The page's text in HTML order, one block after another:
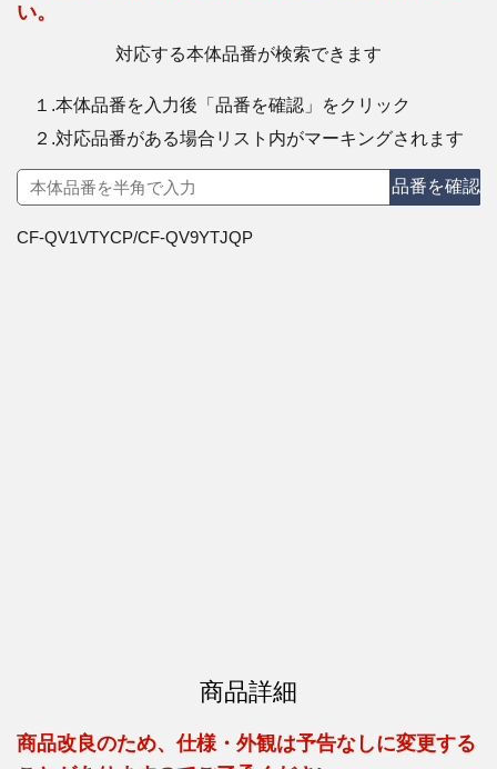
い。
対応する本体品番が検索できます
１.本体品番を入力後「品番を確認」をクリック
２.対応品番がある場合リスト内がマーキングされます
品番を確認
CF-QV1VTYCP/CF-QV9YTJQP
商品詳細
商品改良のため、仕様・外観は予告なしに変更する